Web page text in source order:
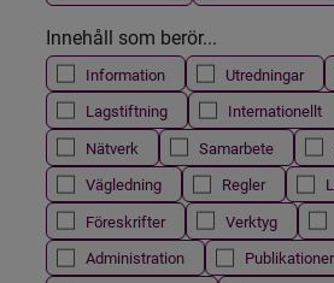
Innehåll som berör...
Information Utredningar
Lagstiftning
Internationellt
Nätverk
Samarbete
Vägledning
Regler
Föreskrifter
Verktyg
Administration
Publikationer